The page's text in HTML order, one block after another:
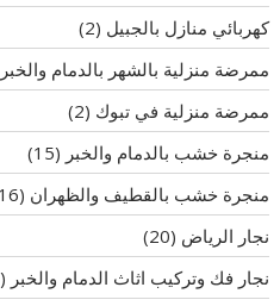
كهربائي منازل بالجبيل (2)
ممرضة منزلية بالشهر بالدمام والخبر
ممرضة منزلية في تبوك (2)
منجرة خشب بالدمام والخبر (15)
منجرة خشب بالقطيف والظهران (16)
نجار الرياض (20)
نجار فك وتركيب اثاث الدمام والخبر (20)